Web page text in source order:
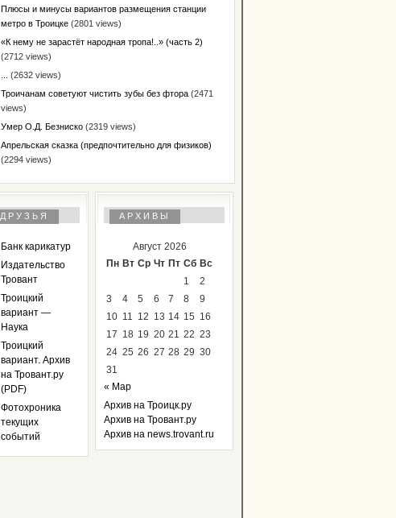
Плюсы и минусы вариантов размещения станции
метро в Троицке (2801 views)
«К нему не зарастёт народная тропа!..» (часть 2)
(2712 views)
(2632 views)
Троичанам советуют чистить зубы без фтора (2471
views)
Умер О.Д. Безниско (2319 views)
Апрельская сказка (предпочтительно для физиков)
(2294 views)
ДРУЗЬЯ
Банк карикатур
Издательство
Тровант
Троицкий
вариант —
Наука
Троицкий
вариант. Архив
на Тровант.ру
(PDF)
Фотохроника
текущих
событий
АРХИВЫ
Август 2026
Пн Вт Ср Чт Пт Сб Вс
1
2
3
4 5 6 7 8
9
10 11 12 13 14 15 16
17 18 19 20 21 22 23
24 25 26 27 28 29 30
31
« Мар
Архив на Троицк.ру
Архив на Тровант.ру
Архив на news.trovant.ru